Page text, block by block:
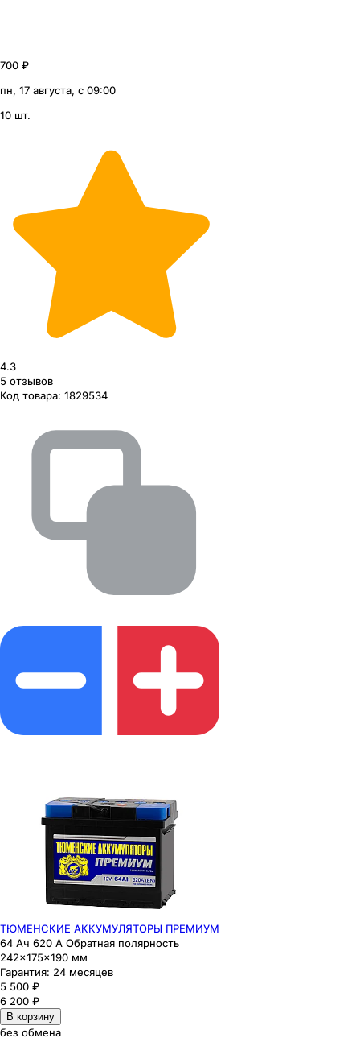
700 ₽
пн, 17 августа, с 09:00
10 шт.
4.3
5 отзывов
Код товара: 1829534
ТЮМЕНСКИЕ АККУМУЛЯТОРЫ ПРЕМИУМ
64 Ач 620 А Обратная полярность
242×175×190 мм
Гарантия: 24 месяцев
5 500 ₽
6 200 ₽
В корзину
без обмена